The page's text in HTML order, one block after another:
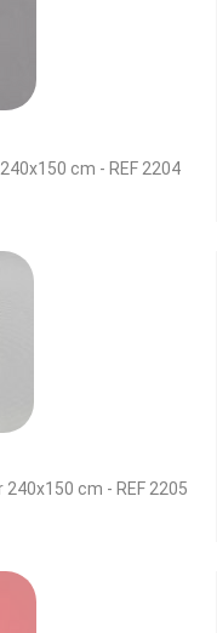
cm - REF 2204
cm - REF 2205